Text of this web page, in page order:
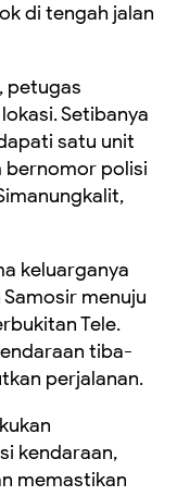
di tengah jalan
petugas
Setibanya
satu unit
bernomor polisi
keluarganya
menuju
Tele.
tiba-
perjalanan.
kendaraan,
memastikan